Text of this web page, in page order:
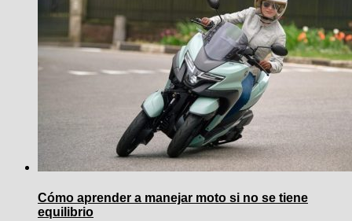
Cómo aprender a manejar moto si no se tiene
equilibrio